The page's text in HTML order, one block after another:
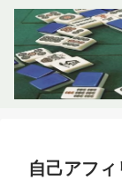
自己アフ